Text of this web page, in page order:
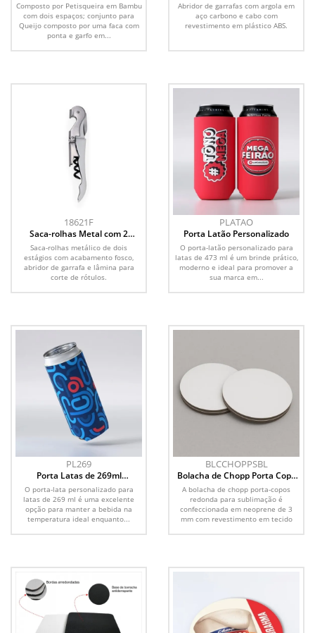
Composto por Petisqueira em Bambu
com dois espaços; conjunto para
Queijo composto por uma faca com
ponta e garfo em...
Abridor de garrafas com argola em
aço carbono e cabo com
revestimento em plástico ABS.
18621F
Saca-rolhas Metal com 2
Estágios
Saca-rolhas metálico de dois
estágios com acabamento fosco,
abridor de garrafa e lâmina para
corte de rótulos.
PLATAO
Porta Latão Personalizado
O porta-latão personalizado para
latas de 473 ml é um brinde prático,
moderno e ideal para promover a
sua marca em...
PL269
Porta Latas de 269ml
Personalizado
O porta-lata personalizado para
latas de 269 ml é uma excelente
opção para manter a bebida na
temperatura ideal enquanto...
BLCCHOPPSBL
Bolacha de Chopp Porta Copo
em Branco Sublimação
A bolacha de chopp porta-copos
redonda para sublimação é
confeccionada em neoprene de 3
mm com revestimento em tecido